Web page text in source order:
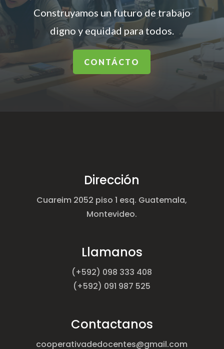
Construyamos un futuro de trabajo
digno y equidad para todos.
CONTÁCTO
Dirección
Cuareim 2052 piso 1 esq. Guatemala,
Montevideo.
Llamanos
(+592) 098 333 408
(+592) 091 987 525
Contactanos
cooperativadedocentes@gmail.com